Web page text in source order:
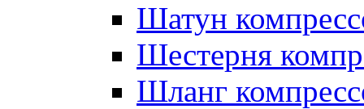
Шатун
Шестерня
Шланг